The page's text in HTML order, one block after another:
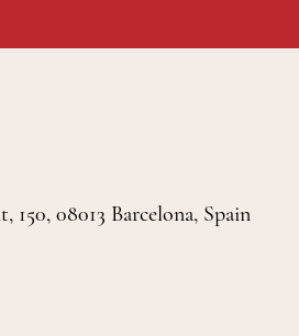
08013 Barcelona, Spain